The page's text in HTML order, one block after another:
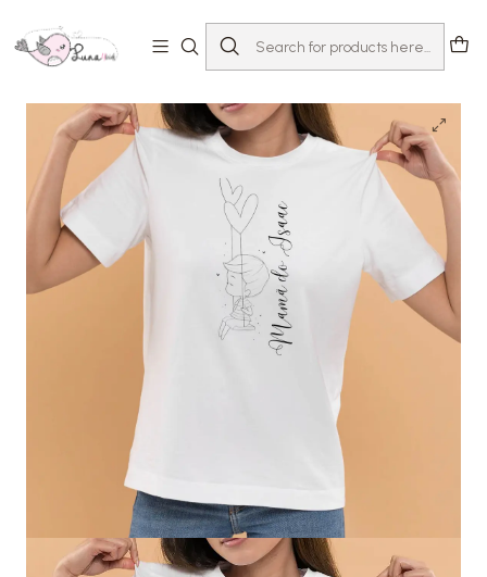
T-shirts com Mensagem
Dia da Mãe
T-shirt Mãe Personalizada menino